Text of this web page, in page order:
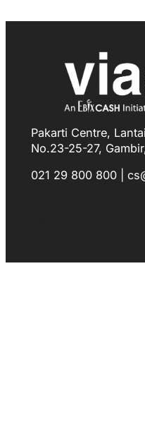
Pakarti Centre,
No.23-25-27,
021 29 800 800 |